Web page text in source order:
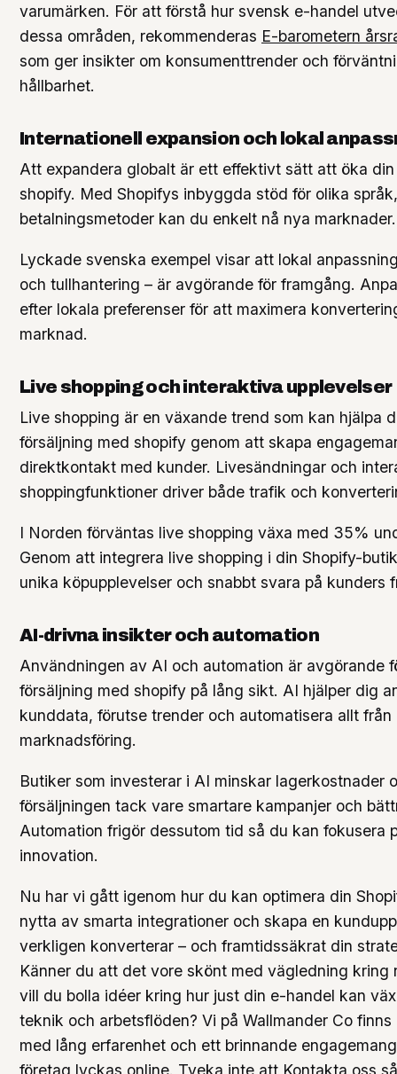
varumärken. För att förstå hur svensk e-handel
dessa områden, rekommenderas E-barometern
som ger insikter om konsumenttrender och
hållbarhet.
Internationell expansion och lokal
Att expandera globalt är ett effektivt sätt att öka
shopify. Med Shopifys inbyggda stöd för olika
betalningsmetoder kan du enkelt nå nya marknader.
Lyckade svenska exempel visar att lokal
och tullhantering – är avgörande för framgång.
efter lokala preferenser för att maximera
marknad.
Live shopping och interaktiva upplevelser
Live shopping är en växande trend som kan hjälpa
försäljning med shopify genom att skapa
direktkontakt med kunder. Livesändningar och
shoppingfunktioner driver både trafik och
I Norden förväntas live shopping växa med 35%
Genom att integrera live shopping i din Shopify-
unika köpupplevelser och snabbt svara på kunders
AI-drivna insikter och automation
Användningen av AI och automation är avgörande
försäljning med shopify på lång sikt. AI hjälper dig
kunddata, förutse trender och automatisera allt från
marknadsföring.
Butiker som investerar i AI minskar lagerkostnader
försäljningen tack vare smartare kampanjer och
Automation frigör dessutom tid så du kan fokusera
innovation.
Nu har vi gått igenom hur du kan optimera din
nytta av smarta integrationer och skapa en
verkligen konverterar – och framtidssäkrat din
Känner du att det vore skönt med vägledning kring
vill du bolla idéer kring hur just din e-handel kan
teknik och arbetsflöden? Vi på Wallmander Co finns
med lång erfarenhet och ett brinnande
företag lyckas online. Tveka inte att Kontakta oss